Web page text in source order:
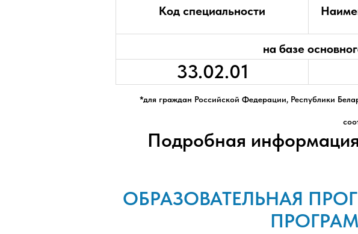
Код специальности
на базе
33.02.01
*для граждан Российской Федерации, Республики
Подробная
ОБРАЗОВАТЕЛЬНАЯ